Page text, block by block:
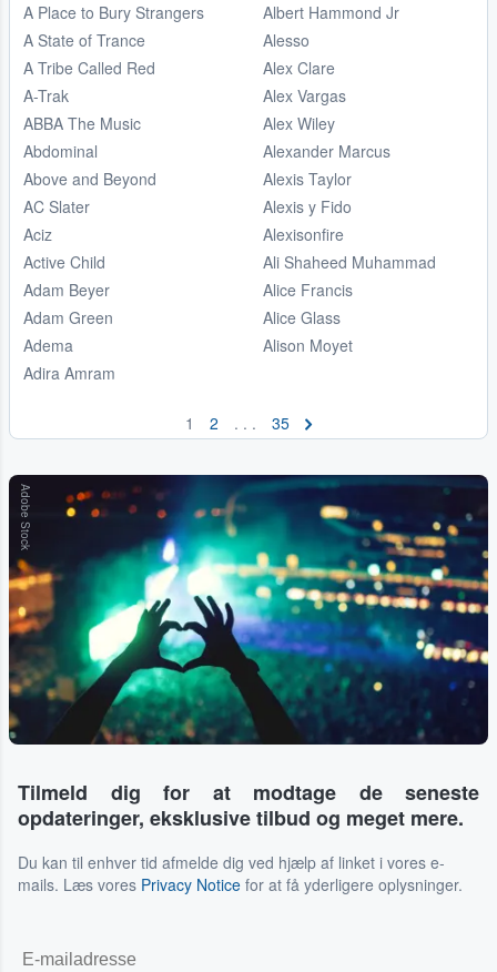
A Place to Bury Strangers
A State of Trance
A Tribe Called Red
A-Trak
ABBA The Music
Abdominal
Above and Beyond
AC Slater
Aciz
Active Child
Adam Beyer
Adam Green
Adema
Adira Amram
Albert Hammond Jr
Alesso
Alex Clare
Alex Vargas
Alex Wiley
Alexander Marcus
Alexis Taylor
Alexis y Fido
Alexisonfire
Ali Shaheed Muhammad
Alice Francis
Alice Glass
Alison Moyet
1 2 . . . 35
Adobe Stock
Tilmeld dig for at modtage de seneste
opdateringer, eksklusive tilbud og meget mere.
Du kan til enhver tid afmelde dig ved hjælp af linket i vores e-
mails. Læs vores Privacy Notice for at få yderligere oplysninger.